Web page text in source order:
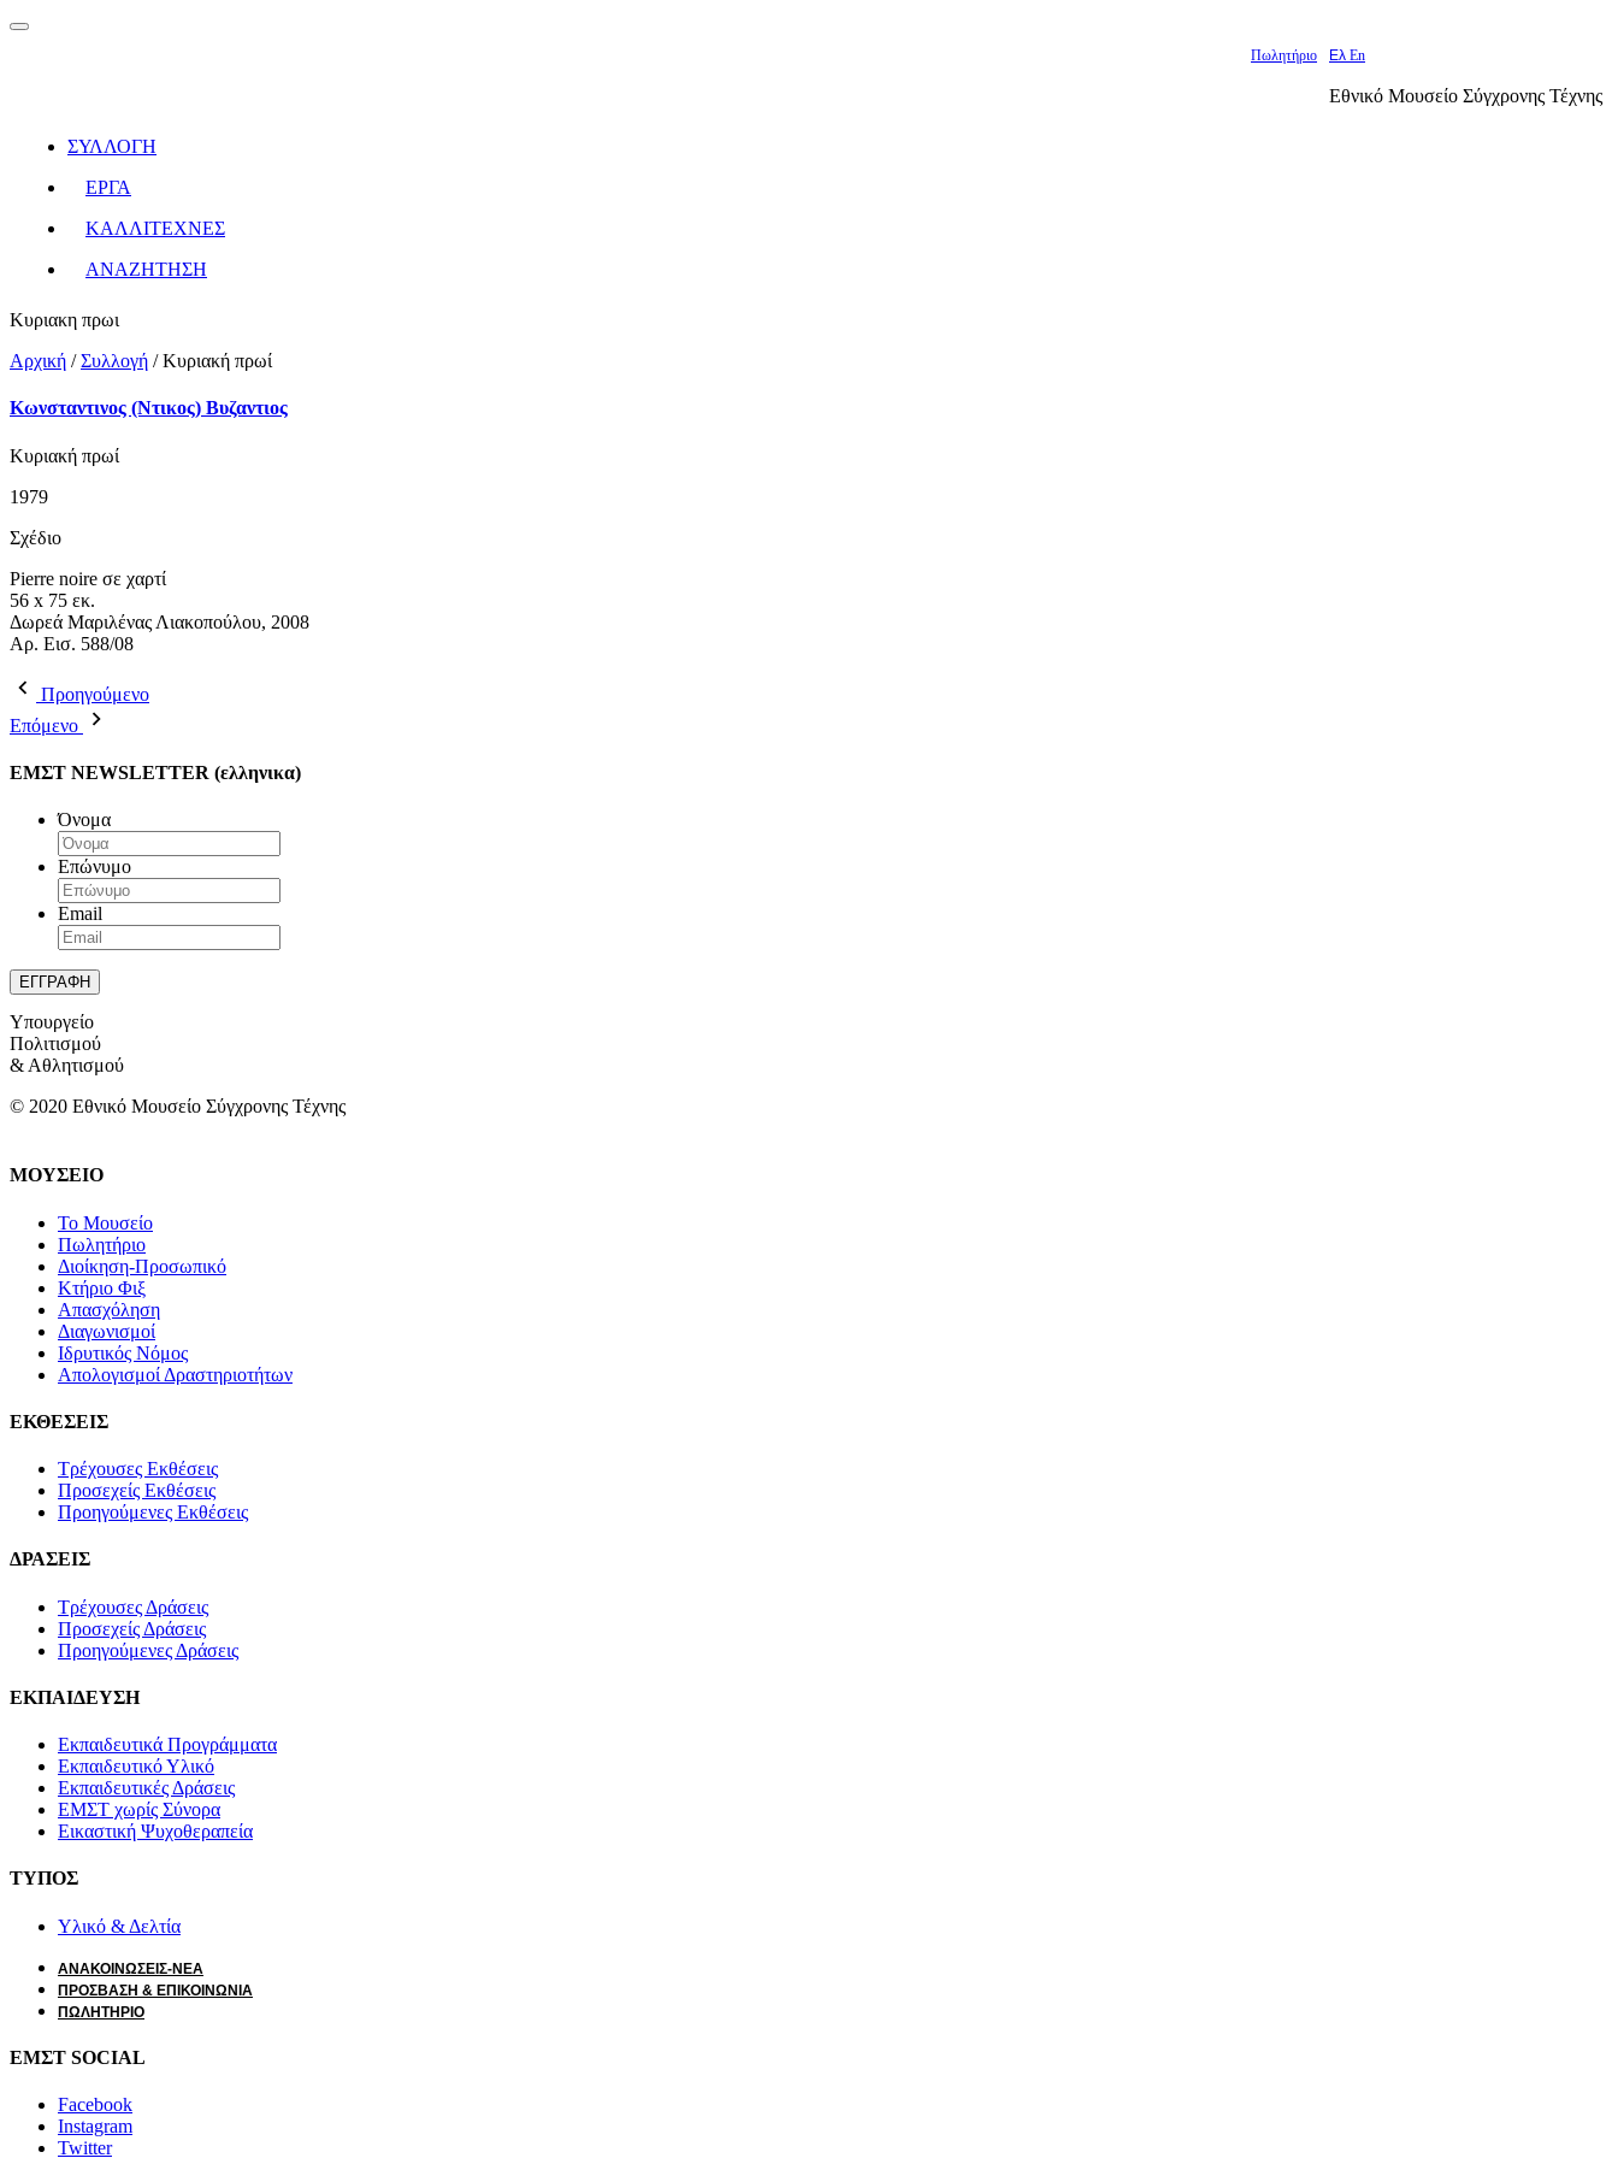
Πωλητήριο Ελ En
Εθνικό Μουσείο Σύγχρονης Τέχνης
ΣΥΛΛΟΓΗ
ΕΡΓΑ
ΚΑΛΛΙΤΕΧΝΕΣ
ΑΝΑΖΗΤΗΣΗ
Κυριακη πρωι
Αρχική /Συλλογή /Κυριακή πρωί
Κωνσταντινος (Ντικος) Βυζαντιος
Κυριακή πρωί
1979
Σχέδιο
Pierre noire σε χαρτί
56 x 75 εκ.
Δωρεά Μαριλένας Λιακοπούλου, 2008
Aρ. Εισ. 588/08
Προηγούμενο
Επόμενο
ΕΜΣΤ NEWSLETTER (ελληνικα)
Όνομα
Επώνυμο
Email
Υπουργείο
Πολιτισμού
& Αθλητισμού
© 2020 Εθνικό Μουσείο Σύγχρονης Τέχνης
ΜΟΥΣΕΙΟ
Το Μουσείο
Πωλητήριο
Διοίκηση-Προσωπικό
Κτήριο Φιξ
Απασχόληση
Διαγωνισμοί
Ιδρυτικός Νόμος
Απολογισμοί Δραστηριοτήτων
ΕΚΘΕΣΕΙΣ
Τρέχουσες Εκθέσεις
Προσεχείς Εκθέσεις
Προηγούμενες Εκθέσεις
ΔΡΑΣΕΙΣ
Τρέχουσες Δράσεις
Προσεχείς Δράσεις
Προηγούμενες Δράσεις
ΕΚΠΑΙΔΕΥΣΗ
Εκπαιδευτικά Προγράμματα
Εκπαιδευτικό Υλικό
Εκπαιδευτικές Δράσεις
ΕΜΣΤ χωρίς Σύνορα
Εικαστική Ψυχοθεραπεία
ΤΥΠΟΣ
Υλικό & Δελτία
ΑΝΑΚΟΙΝΩΣΕΙΣ-ΝΕΑ
ΠΡΟΣΒΑΣΗ & ΕΠΙΚΟΙΝΩΝΙΑ
ΠΩΛΗΤΗΡΙΟ
ΕΜΣΤ SOCIAL
Facebook
Instagram
Twitter